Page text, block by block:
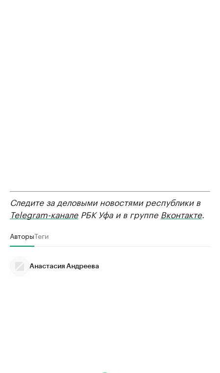
Следите за деловыми новостями республики в
Telegram-каналеРБК Уфа и в группе Вконтакте.
АвторыТеги
Анастасия Андреева